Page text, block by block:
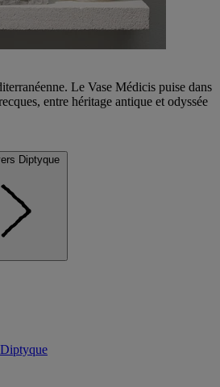
Le Vase Médicis puise dans
entre héritage antique et odyssée
Diptyque